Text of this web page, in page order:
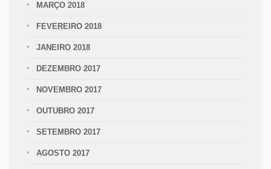
MARÇO 2018
FEVEREIRO 2018
JANEIRO 2018
DEZEMBRO 2017
NOVEMBRO 2017
OUTUBRO 2017
SETEMBRO 2017
AGOSTO 2017